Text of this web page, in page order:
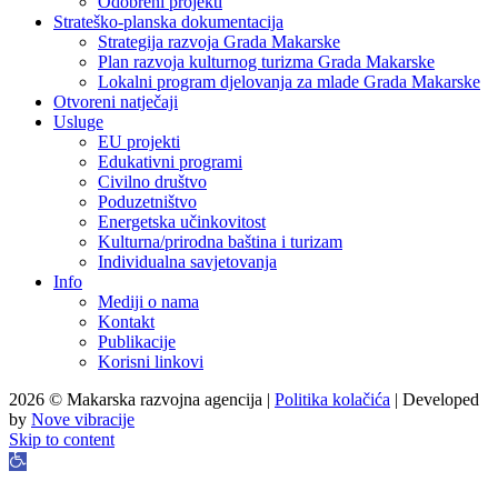
Strateško-planska dokumentacija
Strategija razvoja Grada Makarske
Plan razvoja kulturnog turizma Grada Makarske
Lokalni program djelovanja za mlade Grada Makarske
Otvoreni natječaji
Usluge
EU projekti
Edukativni programi
Civilno društvo
Poduzetništvo
Energetska učinkovitost
Kulturna/prirodna baština i turizam
Individualna savjetovanja
Info
Mediji o nama
Kontakt
Publikacije
Korisni linkovi
2026 © Makarska razvojna agencija | Politika kolačića | Developed
by Nove vibracije
Skip to content
Open